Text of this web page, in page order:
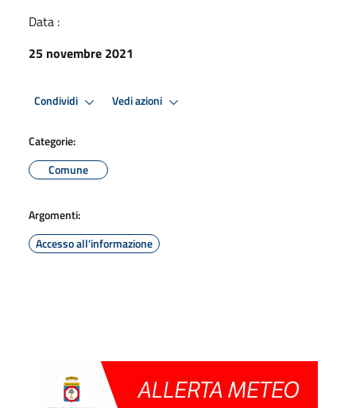
Data :
25 novembre 2021
Condividi Vedi azioni
Categorie:
Comune
Argomenti:
Accesso all'informazione